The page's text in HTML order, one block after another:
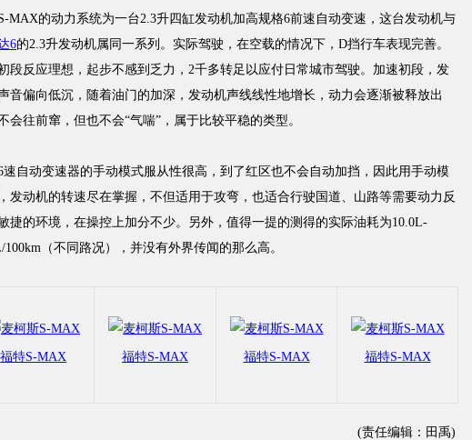
的动力系统为一台2.3升四缸发动机加高规格6前速自动变速，这台发动机与
6的2.3升发动机属同一系列。实际驾驶，在空载的情况下，D挡行车表现完善。
段反应理想，起步不感到乏力，2千多转足以应付日常城市驾驶。加速初段，发
音偏向低沉，随着油门的加深，发动机声线线性地增长，动力会逐渐被释放出
会往前窜，但也不会“气喘”，属于比较平稳的类型。
动变速器的手动模式服从性很高，到了红区也不会自动加挡，因此用手动模
发动机的转速尽在掌握，不但适用于攻弯，也适合行驶国道、山路等需要动力反
捷的环境，在操控上加分不少。另外，值得一提的测得的实际油耗为10.0L-
100km（不同路况），并没有外界传闻的那么高。
福特S-MAX 福特S-MAX 福特S-MAX 福特S-MAX
(责任编辑：田禹)